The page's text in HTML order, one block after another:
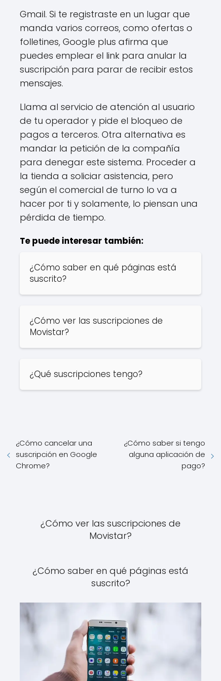
Gmail. Si te registraste en un lugar que
manda varios correos, como ofertas o
folletines, Google plus afirma que
puedes emplear el link para anular la
suscripción para parar de recibir estos
mensajes.
Llama al servicio de atención al usuario
de tu operador y pide el bloqueo de
pagos a terceros. Otra alternativa es
mandar la petición de la compañía
para denegar este sistema. Proceder a
la tienda a soliciar asistencia, pero
según el comercial de turno lo va a
hacer por ti y solamente, lo piensan una
pérdida de tiempo.
Te puede interesar también:
¿Cómo saber en qué páginas está
suscrito?
¿Cómo ver las suscripciones de
Movistar?
¿Qué suscripciones tengo?
¿Cómo cancelar una
suscripción en Google
Chrome?
¿Cómo saber si tengo
alguna aplicación de
pago?
¿Cómo ver las suscripciones de
Movistar?
¿Cómo saber en qué páginas está
suscrito?